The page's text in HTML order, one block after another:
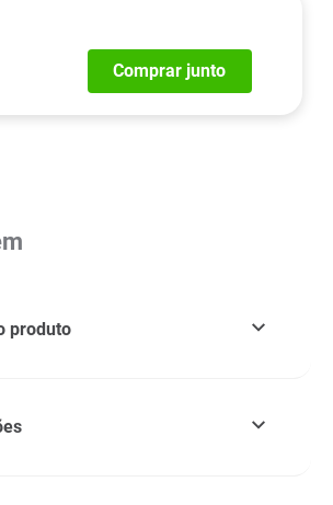
Comprar junto
produto